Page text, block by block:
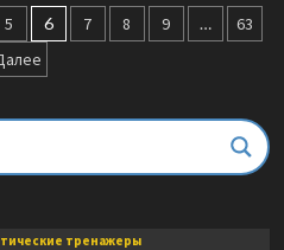
5 6 7 8 9 …
63
DFC E8745T
тренажеры